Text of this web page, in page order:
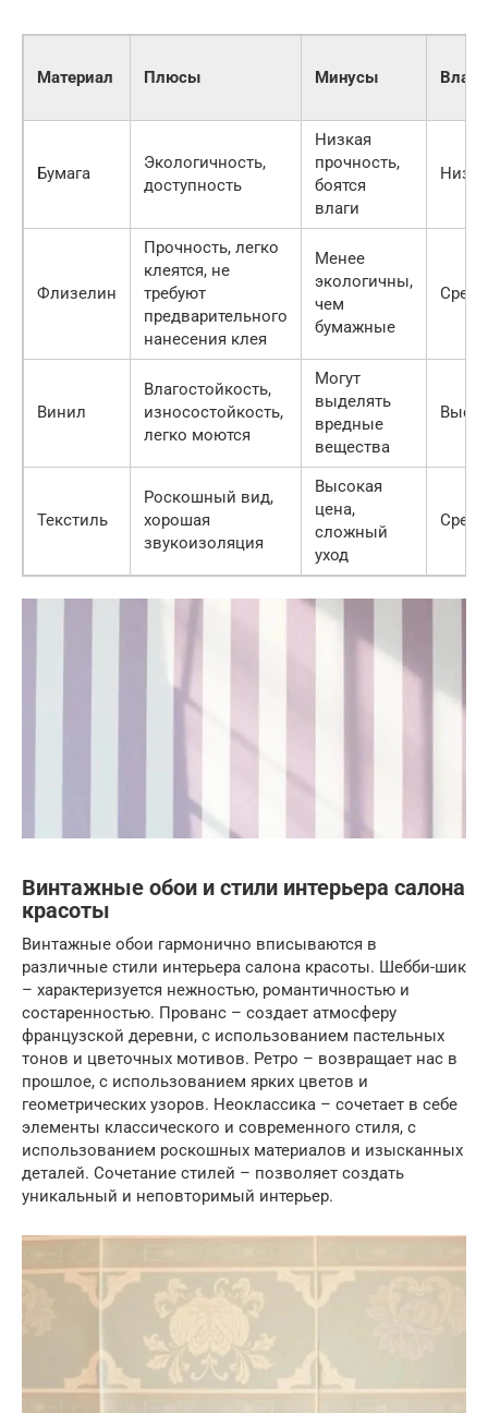
Материал Плюсы Минусы
Бумага
Экологичность,
доступность
Низкая
прочность,
боятся
влаги
Флизелин
Прочность, легко
клеятся, не
требуют
предварительного
нанесения клея
Менее
экологичны,
чем
бумажные
Винил
Влагостойкость,
износостойкость,
легко моются
Могут
выделять
вредные
вещества
Текстиль
Роскошный вид,
хорошая
звукоизоляция
Высокая
цена,
сложный
уход
Винтажные обои и стили интерьера салона
красоты
Винтажные обои гармонично вписываются в
различные стили интерьера салона красоты. Шебби-шик
– характеризуется нежностью, романтичностью и
состаренностью. Прованс – создает атмосферу
французской деревни, с использованием пастельных
тонов и цветочных мотивов. Ретро – возвращает нас в
прошлое, с использованием ярких цветов и
геометрических узоров. Неоклассика – сочетает в себе
элементы классического и современного стиля, с
использованием роскошных материалов и изысканных
деталей. Сочетание стилей – позволяет создать
уникальный и неповторимый интерьер.